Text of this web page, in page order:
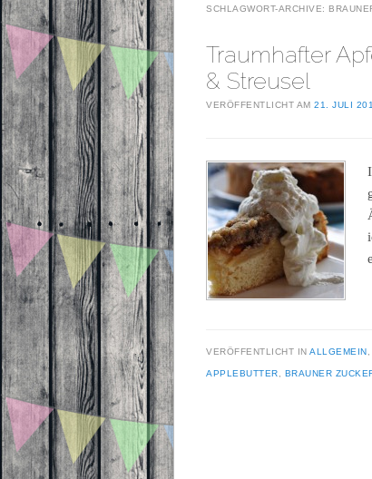
SCHLAGWORT-ARCHIVE:
Traumhafter
& Streusel
VERÖFFENTLICHT AM 21. JULI
VERÖFFENTLICHT IN ALLGEMEIN
APPLEBUTTER BRAUNER